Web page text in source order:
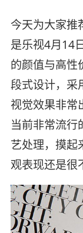
今天为大家推
是乐视4月14
的颜值与高性
段式设计，采
视觉效果非常
当前非常流行
艺处理，摸起
观表现还是很